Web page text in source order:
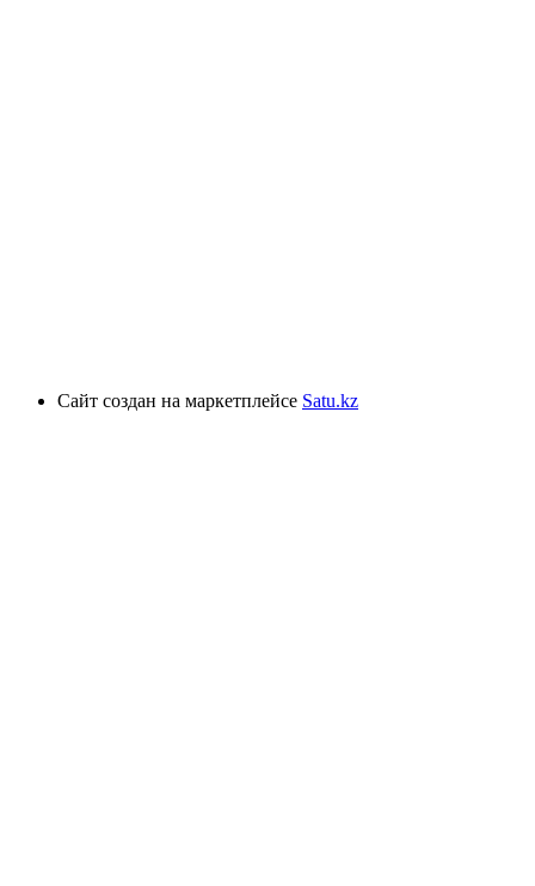
Сайт создан на маркетплейсе Satu.kz